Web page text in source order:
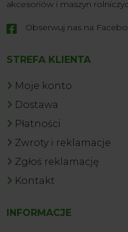
akcesoriów i maszyn
 Obserwuj nas na
STREFA KLIENTA
Moje konto
Dostawa
Płatności
Zwroty i reklamacje
Zgłoś reklamację
Kontakt
INFORMACJE